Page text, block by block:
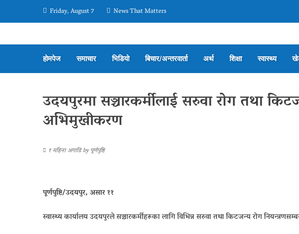
Friday, August 7 News That Matters
होमपेज समाचार भिडियो बिचार/अन्तरवार्ता अर्थ शिक्षा स्वास्थ्य
उदयपुरमा सञ्चारकर्मीलाई सरुवा रोग तथा
अभिमुखीकरण
१ महिना अगाडिbyपूर्णपुष्टि
पूर्णपुष्टि/उदयपुर, असार ११
स्वास्थ्य कार्यालय उदयपुरले सञ्चारकर्मीहरूका लागि विभिन्न सरुवा तथा किटजन्य रोग